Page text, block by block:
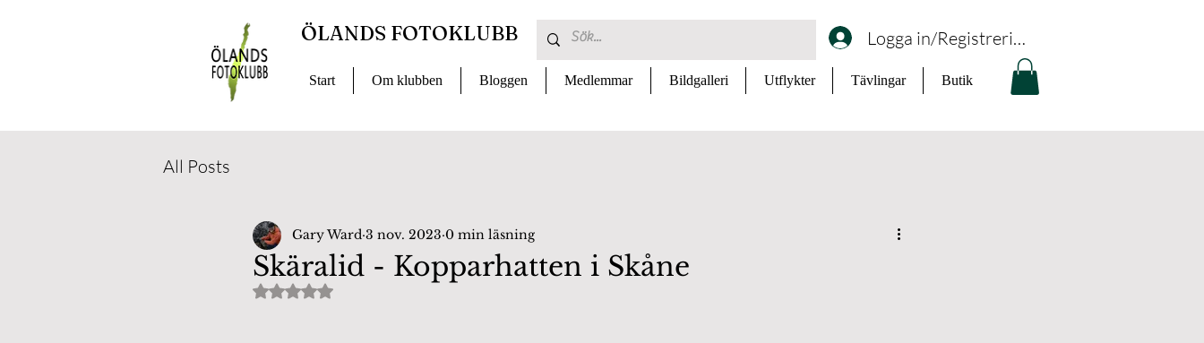
Logga in/Registrering
Start Om klubben Bloggen Medlemmar Bildgalleri Utflykter Tävlingar Butik
ÖLANDS FOTOKLUBB
All Posts
Skäralid - Kopparhatten i Skåne
Gary Ward 3 nov. 2023 0 min läsning
Betygsatt till NaN av 5 stjärnor.